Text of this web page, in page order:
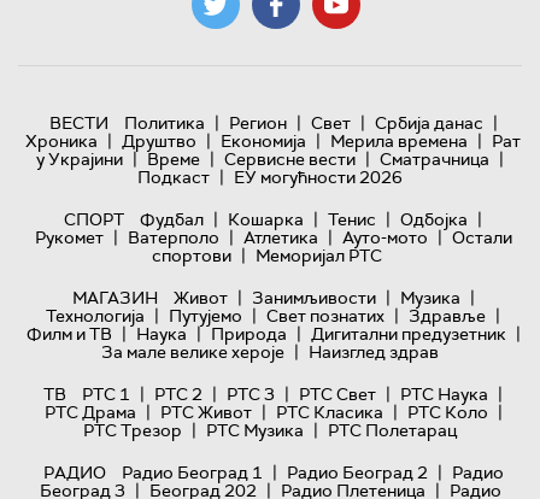
ВЕСТИ Политика | Регион | Свет | Србија данас |
Хроника | Друштво | Економија | Мерила времена | Рат
у Украјини | Време | Сервисне вести | Сматрачница |
Подкаст | ЕУ могућности 2026
СПОРТ
Фудбал | Кошарка | Тенис | Одбојка |
Рукомет | Ватерполо | Атлетика | Ауто-мото | Остали
спортови | Меморијал РТС
МАГАЗИН
Живот | Занимљивости | Музика |
Технологијa | Путујемо | Свет познатих | Здравље |
Филм и ТВ | Наука | Природа | Дигитални предузетник |
За мале велике хероје | Наизглед здрав
ТВ
РТС 1 | РТС 2 | РТС 3 | РТС Свет | РТС Наука |
РТС Драма | РТС Живот | РТС Класика | РТС Коло |
РТС Трезор | РТС Музика | РТС Полетарац
РАДИО
Радио Београд 1 | Радио Београд 2 | Радио
Београд 3 | Београд 202 | Радио Плетеница | Радио